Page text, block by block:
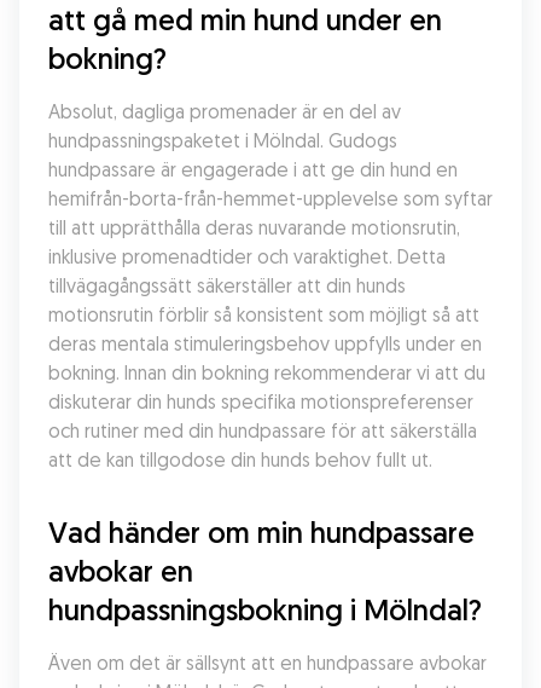
att gå med min hund under en
bokning?
Absolut, dagliga promenader är en del av
hundpassningspaketet i Mölndal. Gudogs
hundpassare är engagerade i att ge din hund en
hemifrån-borta-från-hemmet-upplevelse som syftar
till att upprätthålla deras nuvarande motionsrutin,
inklusive promenadtider och varaktighet. Detta
tillvägagångssätt säkerställer att din hunds
motionsrutin förblir så konsistent som möjligt så att
deras mentala stimuleringsbehov uppfylls under en
bokning. Innan din bokning rekommenderar vi att du
diskuterar din hunds specifika motionspreferenser
och rutiner med din hundpassare för att säkerställa
att de kan tillgodose din hunds behov fullt ut.
Vad händer om min hundpassare
avbokar en
hundpassningsbokning i Mölndal?
Även om det är sällsynt att en hundpassare avbokar